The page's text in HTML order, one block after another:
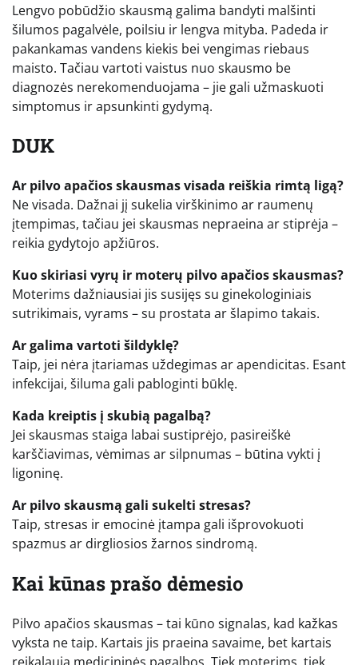
Lengvo pobūdžio skausmą galima bandyti malšinti
šilumos pagalvėle, poilsiu ir lengva mityba. Padeda ir
pakankamas vandens kiekis bei vengimas riebaus
maisto. Tačiau vartoti vaistus nuo skausmo be
diagnozės nerekomenduojama – jie gali užmaskuoti
simptomus ir apsunkinti gydymą.
DUK
Ar pilvo apačios skausmas visada reiškia rimtą ligą?
Ne visada. Dažnai jį sukelia virškinimo ar raumenų
įtempimas, tačiau jei skausmas nepraeina ar stiprėja –
reikia gydytojo apžiūros.
Kuo skiriasi vyrų ir moterų pilvo apačios skausmas?
Moterims dažniausiai jis susijęs su ginekologiniais
sutrikimais, vyrams – su prostata ar šlapimo takais.
Ar galima vartoti šildyklę?
Taip, jei nėra įtariamas uždegimas ar apendicitas. Esant
infekcijai, šiluma gali pabloginti būklę.
Kada kreiptis į skubią pagalbą?
Jei skausmas staiga labai sustiprėjo, pasireiškė
karščiavimas, vėmimas ar silpnumas – būtina vykti į
ligoninę.
Ar pilvo skausmą gali sukelti stresas?
Taip, stresas ir emocinė įtampa gali išprovokuoti
spazmus ar dirgliosios žarnos sindromą.
Kai kūnas prašo dėmesio
Pilvo apačios skausmas – tai kūno signalas, kad kažkas
vyksta ne taip. Kartais jis praeina savaime, bet kartais